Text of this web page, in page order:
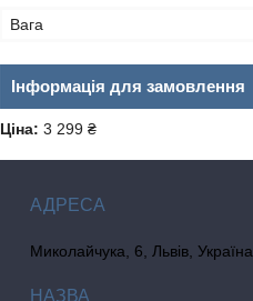
Вага
Інформація для замовлення
Ціна: 3 299 ₴
Миколайчука, 6, Львів, Україна